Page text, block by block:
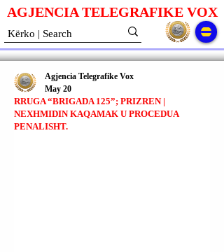
AGJENCIA TELEGRAFIKE VOX
RRUGA “BRIGADA 125”; PRIZREN |
NEXHMIDIN KAQAMAK U PROCEDUA
PENALISHT.
Agjencia Telegrafike Vox
May 20